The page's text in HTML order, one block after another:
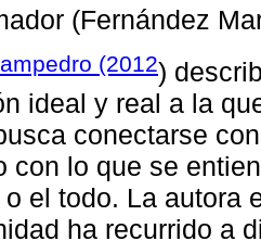
(Fernández
(2012)
ideal y real a la
conectarse
con lo que se
el todo. La autora
ha recurrido a